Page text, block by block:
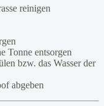
reinigen
Tonne entsorgen
bzw. das Wasser der
abgeben